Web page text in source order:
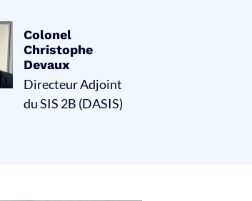
Colonel
Christophe
Devaux
Directeur Adjoint
du SIS 2B (DASIS)